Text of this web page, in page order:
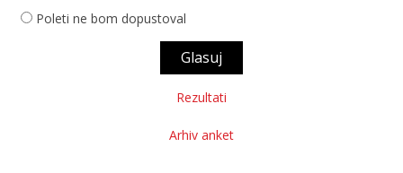
Poleti ne bom dopustoval
Rezultati
Arhiv anket